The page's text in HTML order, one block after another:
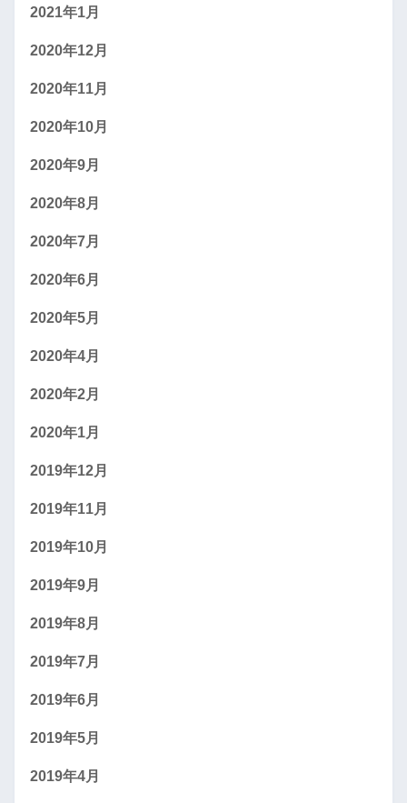
2021年1月
2020年12月
2020年11月
2020年10月
2020年9月
2020年8月
2020年7月
2020年6月
2020年5月
2020年4月
2020年2月
2020年1月
2019年12月
2019年11月
2019年10月
2019年9月
2019年8月
2019年7月
2019年6月
2019年5月
2019年4月